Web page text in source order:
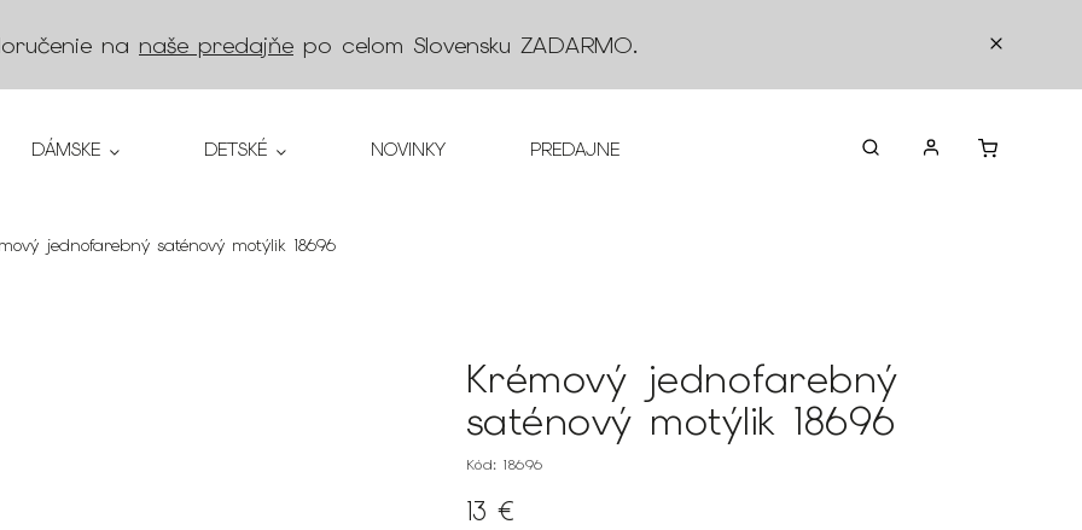
na naše predajňe po celom Slovensku ZADARMO.
DÁMSKE DETSKÉ NOVINKY PREDAJNE KONTAKTY
jednofarebný saténový motýlik 18696
Krémový jednofarebný
saténový motýlik 18696
Kód: 18696
13 €